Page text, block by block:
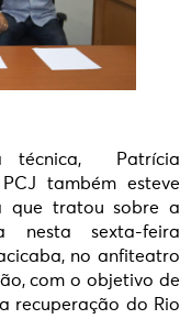
técnica, Patrícia
também esteve
que tratou sobre a
nesta sexta-feira
no anfiteatro
com o objetivo de
recuperação do Rio